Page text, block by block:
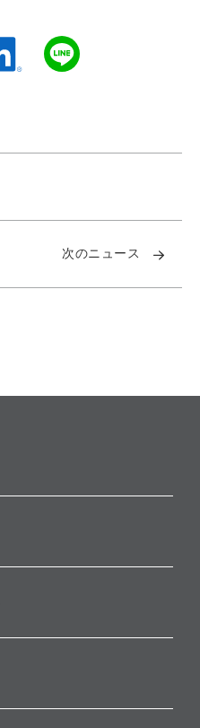
次のニュース